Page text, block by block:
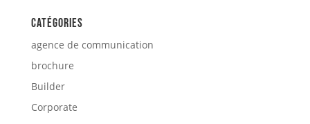
Catégories
agence de communication
brochure
Builder
Corporate